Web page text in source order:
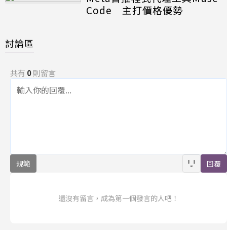
Code 主打價格優勢
討論區
共有 0則留言
規範 回覆
還沒有留言，成為第一個發言的人吧！